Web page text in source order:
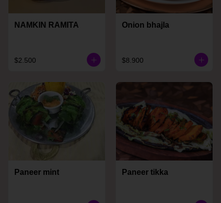
NAMKIN RAMITA
$2.500
Onion bhajla
$8.900
Paneer mint Paneer tikka